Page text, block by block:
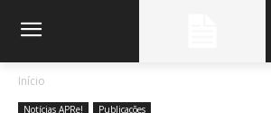
Início
Notícias APRe! Publicações